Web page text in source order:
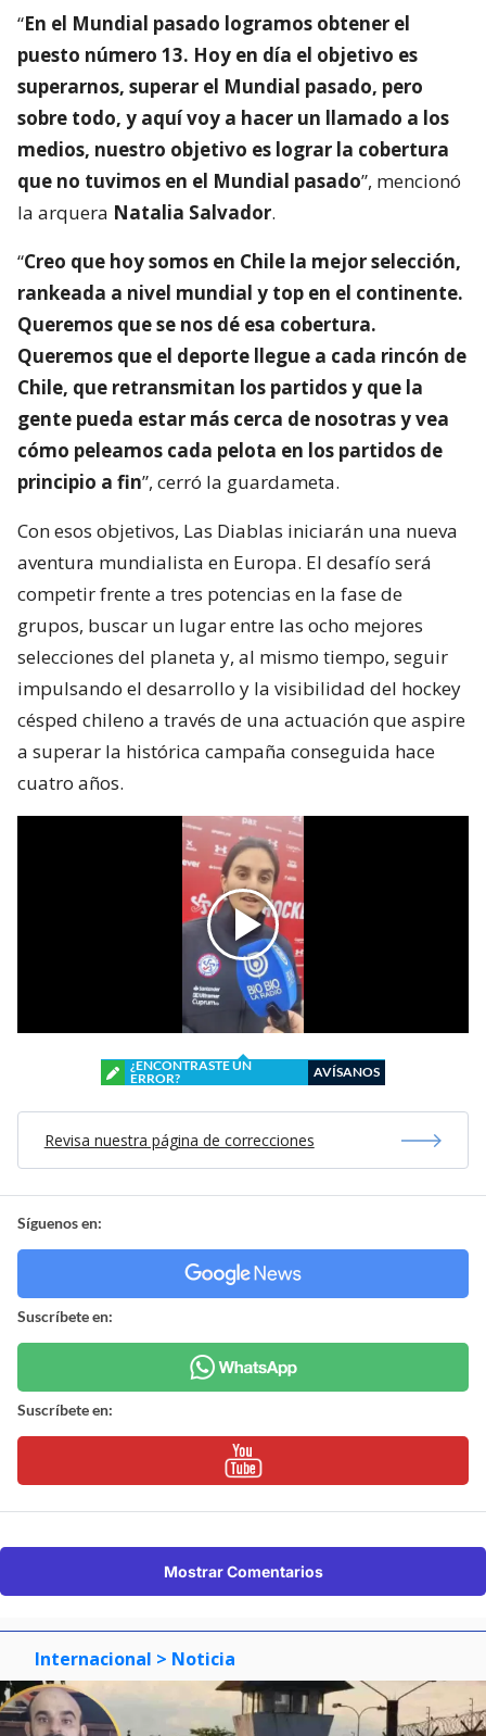
“En el Mundial pasado logramos obtener el
puesto número 13. Hoy en día el objetivo es
superarnos, superar el Mundial pasado, pero
sobre todo, y aquí voy a hacer un llamado a los
medios, nuestro objetivo es lograr la cobertura
que no tuvimos en el Mundial pasado”, mencionó
la arquera Natalia Salvador.
“Creo que hoy somos en Chile la mejor selección,
rankeada a nivel mundial y top en el continente.
Queremos que se nos dé esa cobertura.
Queremos que el deporte llegue a cada rincón de
Chile, que retransmitan los partidos y que la
gente pueda estar más cerca de nosotras y vea
cómo peleamos cada pelota en los partidos de
principio a fin”, cerró la guardameta.
Con esos objetivos, Las Diablas iniciarán una nueva
aventura mundialista en Europa. El desafío será
competir frente a tres potencias en la fase de
grupos, buscar un lugar entre las ocho mejores
selecciones del planeta y, al mismo tiempo, seguir
impulsando el desarrollo y la visibilidad del hockey
césped chileno a través de una actuación que aspire
a superar la histórica campaña conseguida hace
cuatro años.
¿ENCONTRASTE UN
ERROR?
AVÍSANOS
Revisa nuestra página de correcciones
Síguenos en:
Suscríbete en:
Suscríbete en:
Mostrar Comentarios
Internacional > Noticia